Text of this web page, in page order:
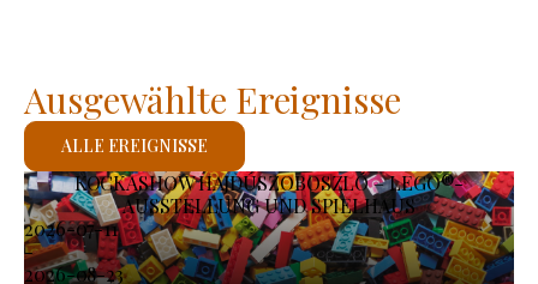
KOCKASHOW HAJDÚSZOBOSZLÓ – LEGO®-
AUSSTELLUNG UND SPIELHAUS
2026-07-11
-
2026-08-23
Ausgewählte Ereignisse
ALLE EREIGNISSE